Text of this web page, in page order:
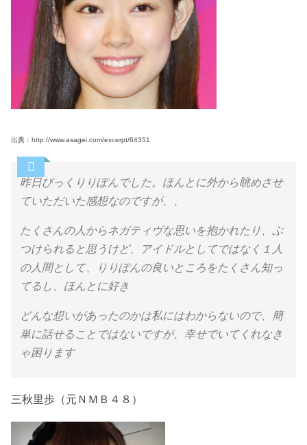
出典：http://www.asagei.com/excerpt/64351
昨日びっくりりぽんでした。ほんとに外から眺めさせ
ていただいた感想なのですが、、
たくさんの人からネガティヴな思いを抱かれたり、ぶ
つけられると思うけど、アイドルとしてではなく１人
の人間として、りりぽんの良いところをたくさん知っ
てるし、ほんとに好き
どんな想いがあったのかは私にはわからないので、簡
単に話せることではないですが、幸せでいてくれなき
ゃ困ります
三秋里歩（元ＮＭＢ４８）